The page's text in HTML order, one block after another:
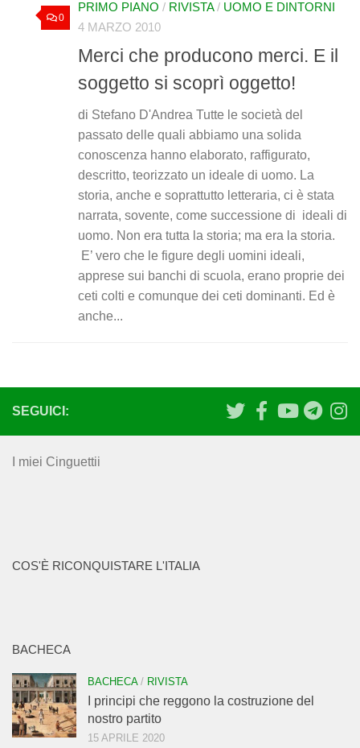
0
PRIMO PIANO / RIVISTA/ UOMO E DINTORNI
4 MARZO 2010
Merci che producono merci. E il
soggetto si scoprì oggetto!
di Stefano D'Andrea Tutte le società del
passato delle quali abbiamo una solida
conoscenza hanno elaborato, raffigurato,
descritto, teorizzato un ideale di uomo. La
storia, anche e soprattutto letteraria, ci è stata
narrata, sovente, come successione di ideali di
uomo. Non era tutta la storia; ma era la storia.
E’ vero che le figure degli uomini ideali,
apprese sui banchi di scuola, erano proprie dei
ceti colti e comunque dei ceti dominanti. Ed è
anche...
SEGUICI:
I miei Cinguettii
COS'È RICONQUISTARE L'ITALIA
BACHECA
BACHECA/ RIVISTA
I principi che reggono la costruzione del
nostro partito
15 APRILE 2020